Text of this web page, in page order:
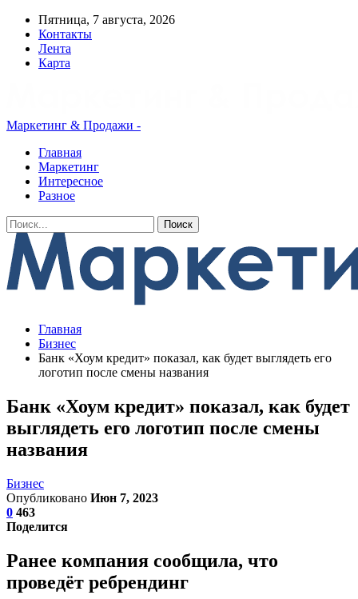
Пятница, 7 августа, 2026
Контакты
Лента
Карта
Маркетинг & Продажи -
Главная
Маркетинг
Интересное
Разное
Главная
Бизнес
Банк «Хоум кредит» показал, как будет выглядеть его
логотип после смены названия
Банк «Хоум кредит» показал, как будет
выглядеть его логотип после смены
названия
Бизнес
Опубликовано Июн 7, 2023
0 463
Поделится
Ранее компания сообщила, что
проведёт ребрендинг